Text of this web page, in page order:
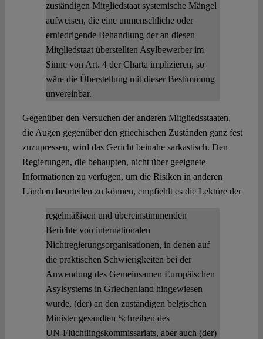
zuständigen Mitgliedstaat systemische Mängel
aufweisen, die eine unmenschliche oder
erniedrigende Behandlung der an diesen
Mitgliedstaat überstellten Asylbewerber im
Sinne von Art. 4 der Charta implizieren, so
wäre die Überstellung mit dieser Bestimmung
unvereinbar.
Gegenüber den Versuchen der anderen Mitgliedsstaaten,
die Augen gegenüber den griechischen Zuständen ganz fest
zuzupressen, wird das Gericht beinahe sarkastisch. Den
Regierungen, die behaupten, nicht über geeignete
Informationen zu verfügen, um die Risiken in anderen
Ländern beurteilen zu können, empfiehlt es die Lektüre der
regelmäßigen und übereinstimmenden
Berichte von internationalen
Nichtregierungsorganisationen, in denen auf
die praktischen Schwierigkeiten bei der
Anwendung des Gemeinsamen Europäischen
Asylsystems in Griechenland hingewiesen
wurde, (der) an den zuständigen belgischen
Minister gesandten Schreiben des
UN‑Flüchtlingskommissariats, aber auch (der)